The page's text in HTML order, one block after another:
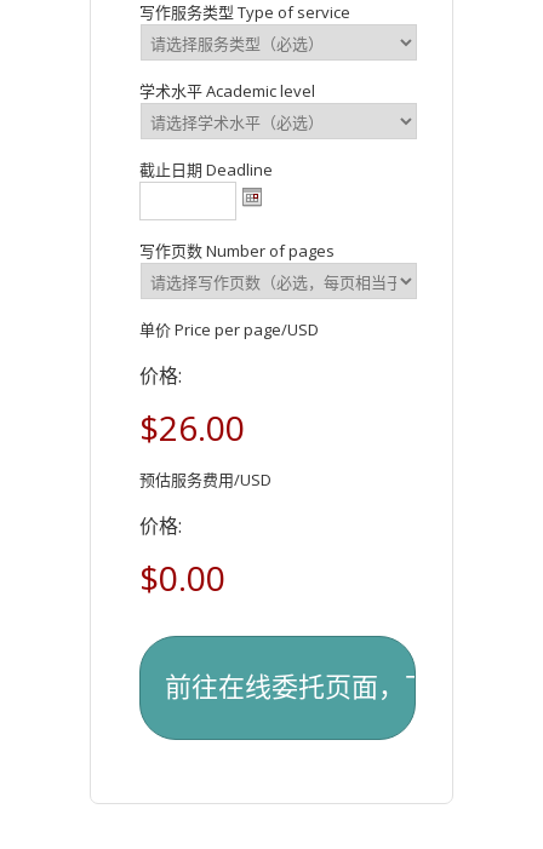
写作服务类型 Type of service
学术水平 Academic level
截止日期 Deadline
写作页数 Number of pages
单价 Price per page/USD
价格:
$26.00
预估服务费用/USD
价格:
$0.00